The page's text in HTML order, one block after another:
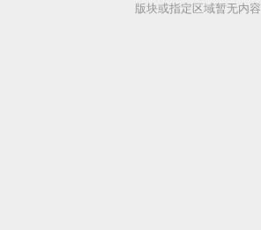
版块或指定区域暂无内容